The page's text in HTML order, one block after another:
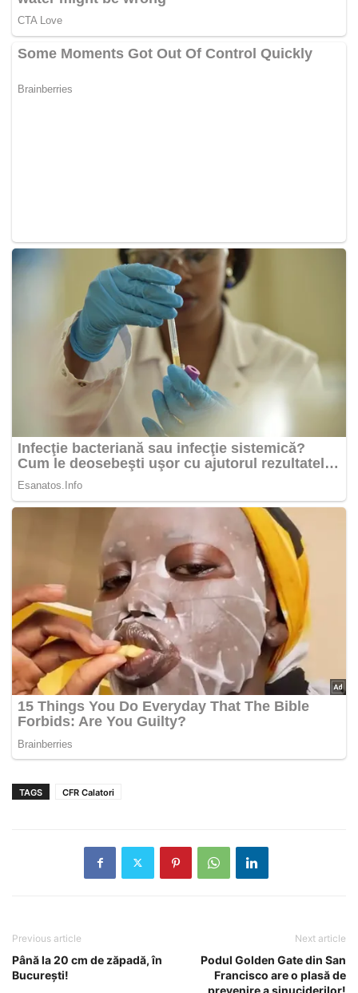
TAGS CFR Calatori
Previous article
Până la 20 cm de zăpadă, în
București!
Next article
Podul Golden Gate din San
Francisco are o plasă de
prevenire a sinuciderilor!